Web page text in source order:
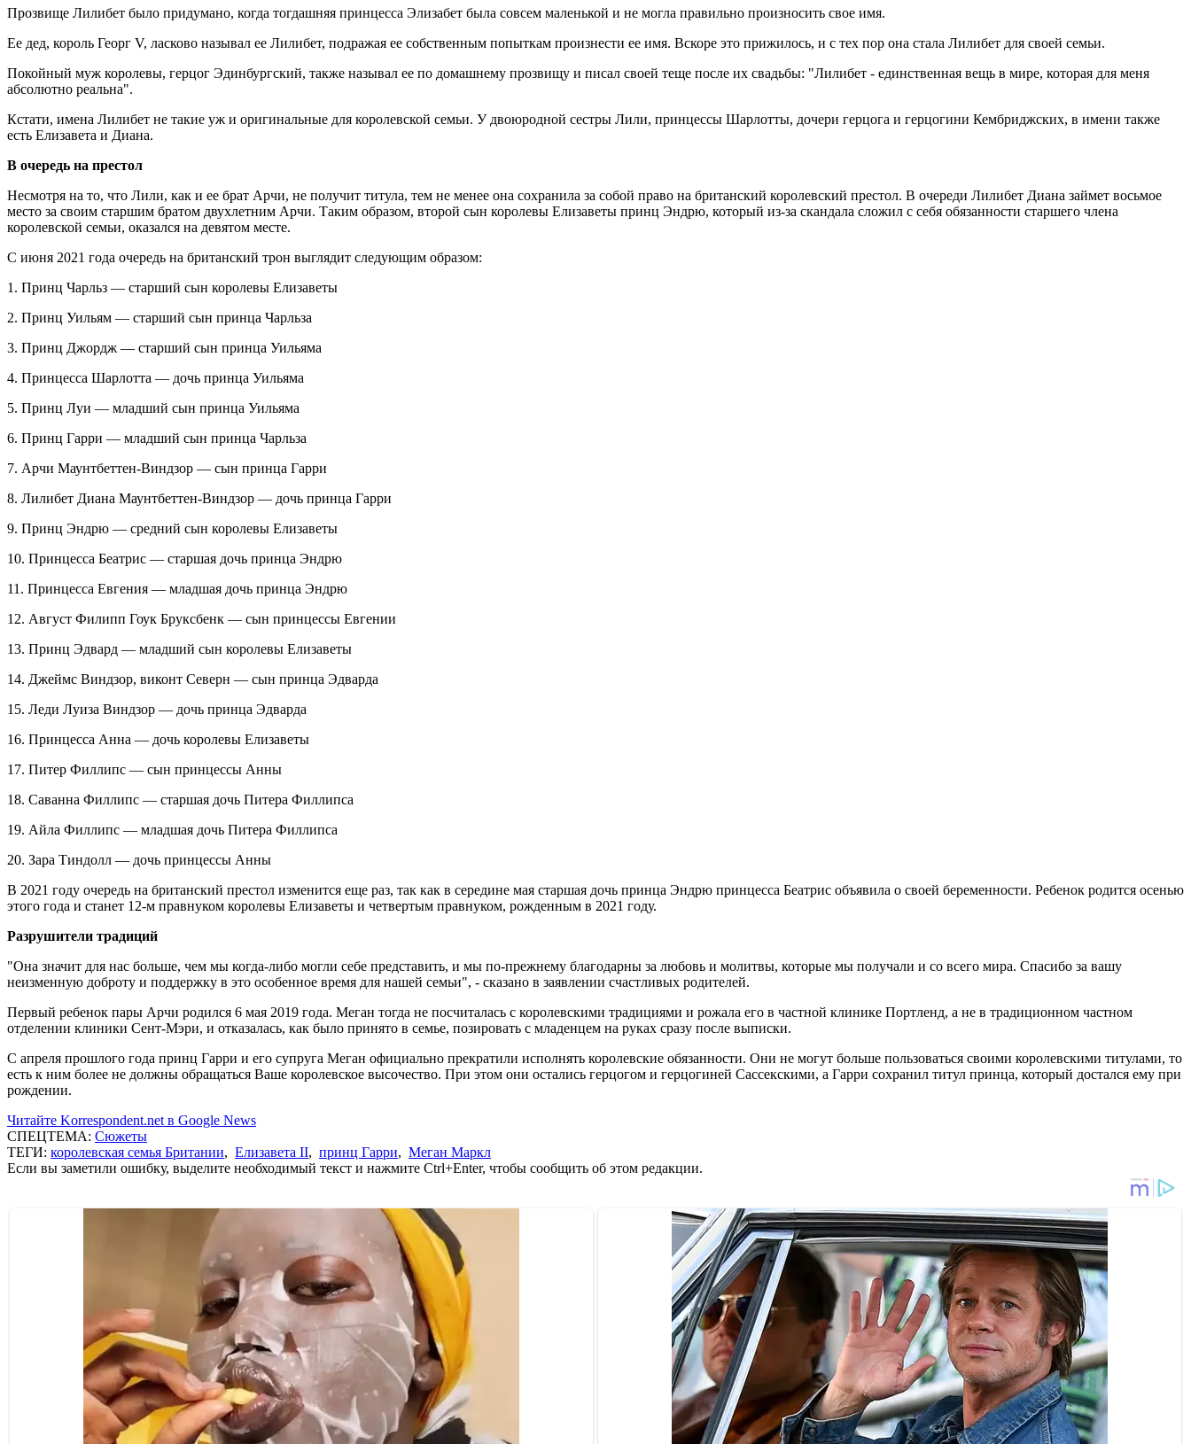
Прозвище Лилибет было придумано, когда тогдашняя принцесса Элизабет была совсем маленькой и не могла правильно произносить свое имя.
Ее дед, король Георг V, ласково называл ее Лилибет, подражая ее собственным попыткам произнести ее имя. Вскоре это прижилось, и с тех пор она стала Лилибет для своей семьи.
Покойный муж королевы, герцог Эдинбургский, также называл ее по домашнему прозвищу и писал своей теще после их свадьбы: "Лилибет - единственная вещь в мире, которая для меня
абсолютно реальна".
Кстати, имена Лилибет не такие уж и оригинальные для королевской семьи. У двоюродной сестры Лили, принцессы Шарлотты, дочери герцога и герцогини Кембриджских, в имени также
есть Елизавета и Диана.
В очередь на престол
Несмотря на то, что Лили, как и ее брат Арчи, не получит титула, тем не менее она сохранила за собой право на британский королевский престол. В очереди Лилибет Диана займет восьмое
место за своим старшим братом двухлетним Арчи. Таким образом, второй сын королевы Елизаветы принц Эндрю, который из-за скандала сложил с себя обязанности старшего члена
королевской семьи, оказался на девятом месте.
С июня 2021 года очередь на британский трон выглядит следующим образом:
1. Принц Чарльз — старший сын королевы Елизаветы
2. Принц Уильям — старший сын принца Чарльза
3. Принц Джордж — старший сын принца Уильяма
4. Принцесса Шарлотта — дочь принца Уильяма
5. Принц Луи — младший сын принца Уильяма
6. Принц Гарри — младший сын принца Чарльза
7. Арчи Маунтбеттен-Виндзор — сын принца Гарри
8. Лилибет Диана Маунтбеттен-Виндзор — дочь принца Гарри
9. Принц Эндрю — средний сын королевы Елизаветы
10. Принцесса Беатрис — старшая дочь принца Эндрю
11. Принцесса Евгения — младшая дочь принца Эндрю
12. Август Филипп Гоук Бруксбенк — сын принцессы Евгении
13. Принц Эдвард — младший сын королевы Елизаветы
14. Джеймс Виндзор, виконт Северн — сын принца Эдварда
15. Леди Луиза Виндзор — дочь принца Эдварда
16. Принцесса Анна — дочь королевы Елизаветы
17. Питер Филлипс — сын принцессы Анны
18. Саванна Филлипс — старшая дочь Питера Филлипса
19. Айла Филлипс — младшая дочь Питера Филлипса
20. Зара Тиндолл — дочь принцессы Анны
В 2021 году очередь на британский престол изменится еще раз, так как в середине мая старшая дочь принца Эндрю принцесса Беатрис объявила о своей беременности. Ребенок родится осенью
этого года и станет 12-м правнуком королевы Елизаветы и четвертым правнуком, рожденным в 2021 году.
Разрушители традиций
"Она значит для нас больше, чем мы когда-либо могли себе представить, и мы по-прежнему благодарны за любовь и молитвы, которые мы получали и со всего мира. Спасибо за вашу
неизменную доброту и поддержку в это особенное время для нашей семьи", - сказано в заявлении счастливых родителей.
Первый ребенок пары Арчи родился 6 мая 2019 года. Меган тогда не посчиталась с королевскими традициями и рожала его в частной клинике Портленд, а не в традиционном частном
отделении клиники Сент-Мэри, и отказалась, как было принято в семье, позировать с младенцем на руках сразу после выписки.
С апреля прошлого года принц Гарри и его супруга Меган официально прекратили исполнять королевские обязанности. Они не могут больше пользоваться своими королевскими титулами, то
есть к ним более не должны обращаться Ваше королевское высочество. При этом они остались герцогом и герцогиней Сассекскими, а Гарри сохранил титул принца, который достался ему при
рождении.
Читайте Korrespondent.net в Google News
СПЕЦТЕМА: Сюжеты
ТЕГИ: королевская семья Британии, Елизавета II, принц Гарри, Меган Маркл
Если вы заметили ошибку, выделите необходимый текст и нажмите Ctrl+Enter, чтобы сообщить об этом редакции.